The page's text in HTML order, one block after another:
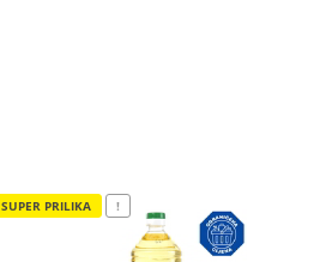
SUPER PRILIKA !